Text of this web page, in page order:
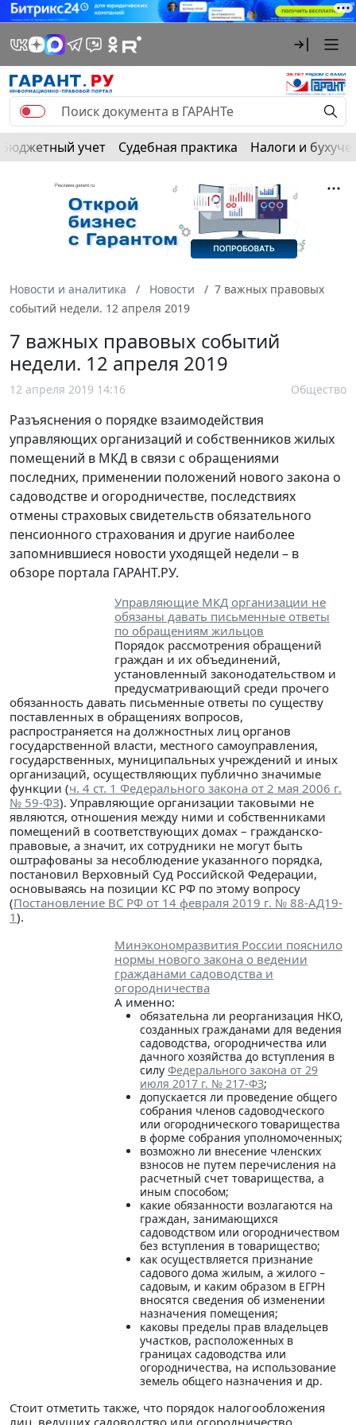
Бюджетный учет Судебная практика Налоги и
Новости и аналитика Новости
7 важных правовых
событий недели. 12 апреля 2019
7 важных правовых событий
недели. 12 апреля 2019
12 апреля 2019 14:16 Общество
Разъяснения о порядке взаимодействия
управляющих организаций и собственников жилых
помещений в МКД в связи с обращениями
последних, применении положений нового закона о
садоводстве и огородничестве, последствиях
отмены страховых свидетельств обязательного
пенсионного страхования и другие наиболее
запомнившиеся новости уходящей недели – в
обзоре портала ГАРАНТ.РУ.
Управляющие МКД организации не
обязаны давать письменные ответы
по обращениям жильцов
Порядок рассмотрения обращений
граждан и их объединений,
установленный законодательством и
предусматривающий среди прочего
обязанность давать письменные ответы по существу
поставленных в обращениях вопросов,
распространяется на должностных лиц органов
государственной власти, местного самоуправления,
государственных, муниципальных учреждений и иных
организаций, осуществляющих публично значимые
функции (ч. 4 ст. 1 Федерального закона от 2 мая 2006 г.
№ 59-ФЗ). Управляющие организации таковыми не
являются, отношения между ними и собственниками
помещений в соответствующих домах – гражданско-
правовые, а значит, их сотрудники не могут быть
оштрафованы за несоблюдение указанного порядка,
постановил Верховный Суд Российской Федерации,
основываясь на позиции КС РФ по этому вопросу
(Постановление ВС РФ от 14 февраля 2019 г. № 88-АД19-
1).
Минэкономразвития России пояснило
нормы нового закона о ведении
гражданами садоводства и
огородничества
А именно:
обязательна ли реорганизация НКО,
созданных гражданами для ведения
садоводства, огородничества или
дачного хозяйства до вступления в
силу Федерального закона от 29
июля 2017 г. № 217-ФЗ;
допускается ли проведение общего
собрания членов садоводческого
или огороднического товарищества
в форме собрания уполномоченных;
возможно ли внесение членских
взносов не путем перечисления на
расчетный счет товарищества, а
иным способом;
какие обязанности возлагаются на
граждан, занимающихся
садоводством или огородничеством
без вступления в товарищество;
как осуществляется признание
садового дома жилым, а жилого –
садовым, и каким образом в ЕГРН
вносятся сведения об изменении
назначения помещения;
каковы пределы прав владельцев
участков, расположенных в
границах садоводства или
огородничества, на использование
земель общего назначения и др.
Стоит отметить также, что порядок налогообложения
лиц, ведущих садоводство или огородничество,